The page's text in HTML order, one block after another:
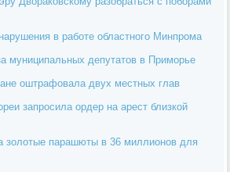
в работе областного Минпрома
муниципальных депутатов в Приморье
оштрафовала двух местных глав
запросила ордер на арест близкой
золотые парашюты в 36 миллионов для